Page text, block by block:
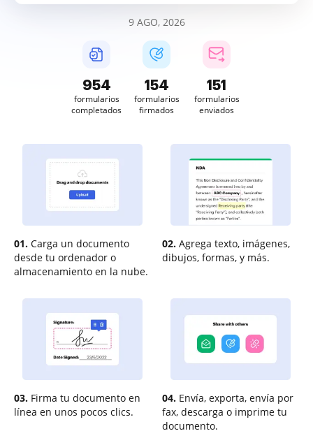
9 AGO, 2026
954
formularios
completados
154
formularios
firmados
151
formularios
enviados
01. Carga un documento
desde tu ordenador o
almacenamiento en la nube.
02. Agrega texto, imágenes,
dibujos, formas, y más.
03. Firma tu documento en
línea en unos pocos clics.
04. Envía, exporta, envía por
fax, descarga o imprime tu
documento.